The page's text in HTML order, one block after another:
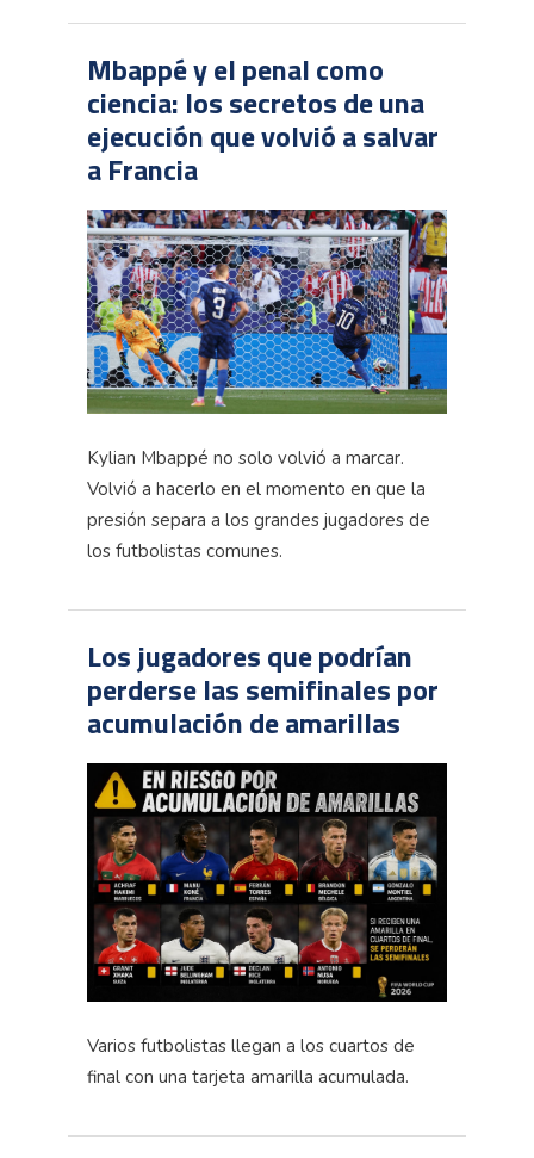
Mbappé y el penal como
ciencia: los secretos de una
ejecución que volvió a salvar
a Francia
Kylian Mbappé no solo volvió a marcar.
Volvió a hacerlo en el momento en que la
presión separa a los grandes jugadores de
los futbolistas comunes.
Los jugadores que podrían
perderse las semifinales por
acumulación de amarillas
Varios futbolistas llegan a los cuartos de
final con una tarjeta amarilla acumulada.